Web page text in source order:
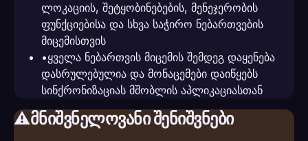
ლოკაციის, შეტყობინებების, მენეჯერობის
ფუნქციებისა და სხვა საჭირო ნებართვების
მიცემისთვის
•ყველა ნებართვის მიცემის შემდეგ დაყენება
დასრულებულია და მონაცემები დაიწყებს
სინქრონიზაციას მშობლის აპლიკაციასთან
⚠️მნიშვნელოვანი შენიშვნები